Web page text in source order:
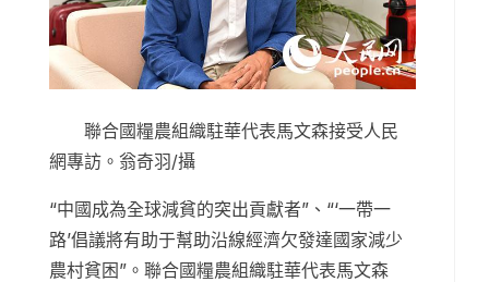
聯合國糧農組織駐華代表馬文森接受人民
網專訪。翁奇羽/攝
“中國成為全球減貧的突出貢獻者”、“‘一帶一
路’倡議將有助于幫助沿線經濟欠發達國家減少
農村貧困”。聯合國糧農組織駐華代表馬文森